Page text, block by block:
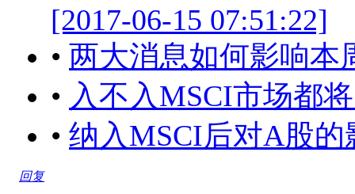
[2017-06-15 07:51:22]
• 两大消息如何影响本
• 入不入MSCI市场都
• 纳入MSCI后对A股的
回复